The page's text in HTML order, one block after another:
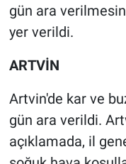
gün ara
yer verildi.
ARTVİN
Artvin'de kar ve
gün ara verildi.
açıklamada, il